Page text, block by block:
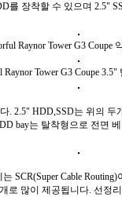
를 장착할 수 있으며 2.5"
Raynor Tower G3 Coupe
Raynor Tower G3 Coupe
. 2.5" HDD,SSD는 위의 두
bay는 탈착형으로 전면
는 SCR(Super Cable
로 많이 제공됩니다. 선정